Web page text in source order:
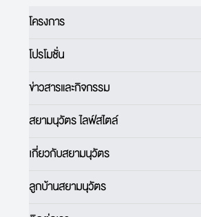
โครงการ
โปรโมชั่น
ข่าวสารและกิจกรรม
สยามนุวัตร ไลฟ์สไตล์
เกี่ยวกับสยามนุวัตร
ลูกบ้านสยามนุวัตร